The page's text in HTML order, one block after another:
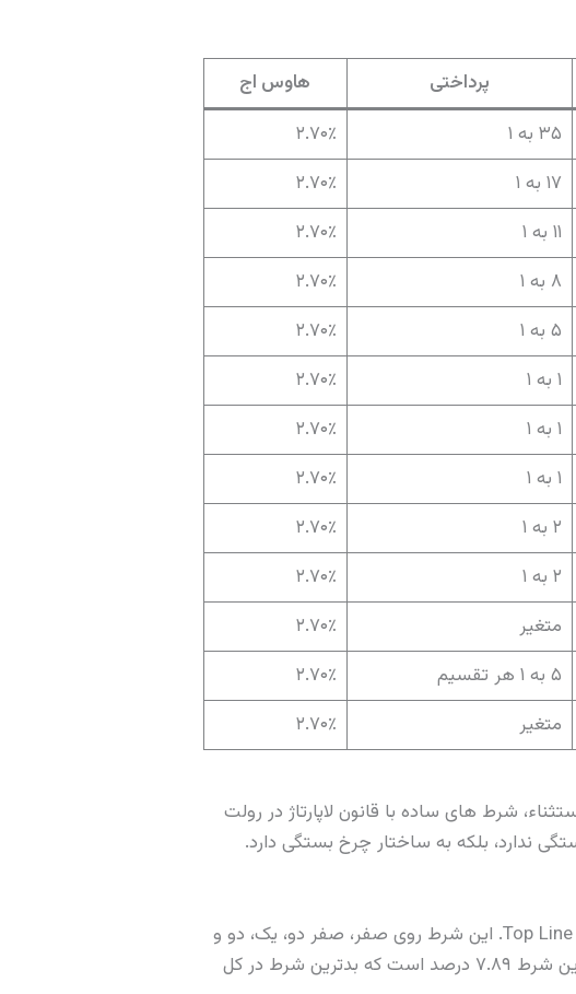
پرداختی
هاوس اج
۳۵ به ۱
۲.۷۰٪
۱۷ به ۱
۲.۷۰٪
۱۱ به ۱
۲.۷۰٪
۸ به ۱
۲.۷۰٪
۵ به ۱
۲.۷۰٪
۱ به ۱
۲.۷۰٪
۱ به ۱
۲.۷۰٪
۱ به ۱
۲.۷۰٪
۲ به ۱
۲.۷۰٪
۲ به ۱
۲.۷۰٪
متغیر
۲.۷۰٪
۵ به ۱ هر تقسیم
۲.۷۰٪
متغیر ۲.۷۰٪
در رولت اروپایی هاوس اج ۲.۷۰ درصد دارند. تنها استثناء، شرط های ساده با قانون لاپارتاژ در رولت
بستگی ندارد، بلکه به ساختار چرخ بستگی دارد.
یک شرط فقط در رولت آمریکایی وجود دارد به نام شرط پنج خانه (Five Number Bet) یا گاهی Top Line. این شرط روی صفر، صفر دو، یک، دو و
سه قرار می گیرد. پرداختی آن ۶ به ۱ است. احتمال برد ۵ از ۳۸ یعنی ۱۳.۱۶ درصد. اما هاوس اج این شرط ۷.۸۹ درصد است که بدترین شرط در کل